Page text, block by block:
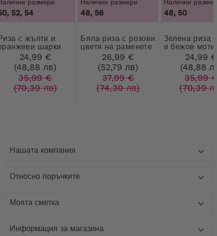
размери
52, 54
и
шарки
24,99 €
(48,88 лв)
35,99 €
(70,39 лв)
Налични размери
48, 56
Бяла риза с розови
цветя на раменете
26,99 €
(52,79 лв)
37,99 €
(74,30 лв)
Налични
48, 50
Зелена риза с бял
и бежов
24,99 €
(48,88
35,99
(70,39
Нашата компания 
Относно поръчките 
Моята сметка 
Информация за магазина 